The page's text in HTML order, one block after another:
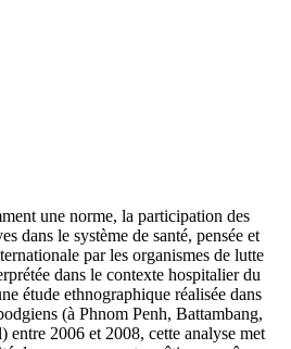
une norme, la participation des
dans le système de santé, pensée et
par les organismes de lutte
dans le contexte hospitalier du
étude ethnographique réalisée dans
(à Phnom Penh, Battambang,
entre 2006 et 2008, cette analyse met